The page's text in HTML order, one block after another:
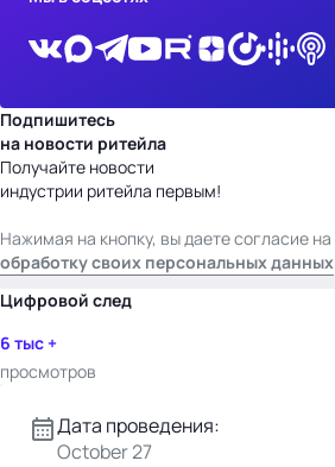
Подпишитесь
на новости ритейла
Получайте новости
индустрии ритейла первым!
Нажимая на кнопку, вы даете согласие на
обработку своих персональных данных
Цифровой след
6 тыс +
просмотров
Дата проведения:
October 27